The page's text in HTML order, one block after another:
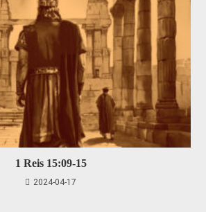
1 Reis 15:09-15
2024-04-17